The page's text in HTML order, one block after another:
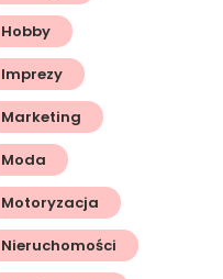
Hobby
Imprezy
Marketing
Moda
Motoryzacja
Nieruchomości